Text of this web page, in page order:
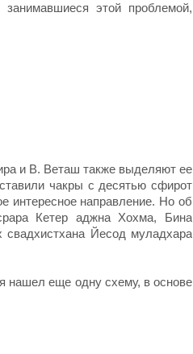
этой проблемой,
и В. Веташ также выделяют ее
чакры с десятью сфирот
интересное направление. Но об
Кетер аджна Хохма, Бина
Йесод муладхара
нашел еще одну схему, в основе